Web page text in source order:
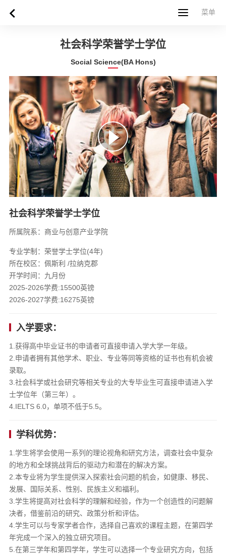
菜单
菜单
简体中文 繁體中文
关于西苏格兰大学
社会科学荣誉学士学位
Social Science(BA Hons)
社会科学荣誉学士学位
所属院系：商业与创意产业学院
专业学制：荣誉学士学位(4年)
所在校区：佩斯利 /拉纳克郡
开学时间：九月份
2025-2026学费:15500英镑
2026-2027学费:16275英镑
入学要求：
1.获得高中毕业证书的申请者可直接申请入学大学一年级。
2.申请者拥有其他学术、职业、专业等同等资格的证书也有机会被
录取。
3.社会科学或社会研究等相关专业的大专毕业生可直接申请进入学
士学位年（第三年）。
4.IELTS 6.0，单项不低于5.5。
学科优势：
1.学生将学会使用一系列的理论视角和研究方法，调查社会中复杂
的地方和全球挑战背后的驱动力和潜在的解决方案。
2.本专业将为学生提供深入探索社会问题的机会，如健康、移民、
发展、国际关系、性别、民族主义和福利。
3.学生将提高对社会科学的理解和经验，作为一个创造性的问题解
决者，借鉴前沿的研究、政策分析和评估。
4.学生可以与专家学者合作，选择自己喜欢的课程主题，在第四学
年完成一个深入的独立研究项目。
5.在第三学年和第四学年，学生可以选择一个专业研究方向，包括